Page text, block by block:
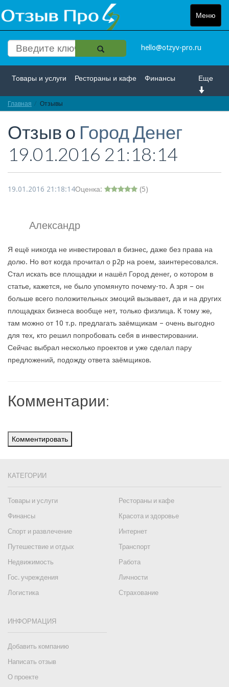
Меню
Toggle
hello@otzyv-pro.ru
Еще
Товары и услуги Рестораны и кафе Финансы
Красота и здоровье
Интернет Путешествие и отдых Транспорт
Недвижимость Работа Гос. учреждения
Главная Отзывы
Отзыв о Город Денег
19.01.2016 21:18:14
19.01.2016 21:18:14Оценка: (5)
Александр
Я ещё никогда не инвестировал в бизнес, даже без права на
долю. Но вот когда прочитал о p2p на роем, заинтересовался.
Стал искать все площадки и нашёл Город денег, о котором в
статье, кажется, не было упомянуто почему-то. А зря – он
больше всего положительных эмоций вызывает, да и на других
площадках бизнеса вообще нет, только физлица. К тому же,
там можно от 10 т.р. предлагать заёмщикам – очень выгодно
для тех, кто решил попробовать себя в инвестировании.
Сейчас выбрал несколько проектов и уже сделал пару
предложений, подожду ответа заёмщиков.
Комментарии:
Комментировать
КАТЕГОРИИ
Товары и услуги
Рестораны и кафе
Финансы
Красота и здоровье
Спорт и развлечение
Интернет
Путешествие и отдых
Транспорт
Недвижимость
Работа
Гос. учреждения
Личности
Логистика
Страхование
ИНФОРМАЦИЯ
Добавить компанию
Написать отзыв
О проекте